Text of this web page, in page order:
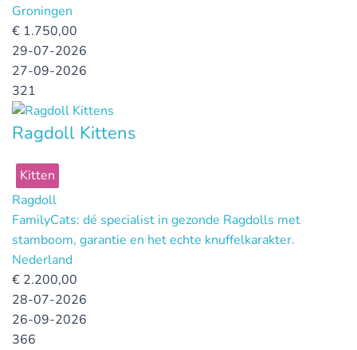
Groningen
€ 1.750,00
29-07-2026
27-09-2026
321
Ragdoll Kittens
Kitten
Ragdoll
FamilyCats: dé specialist in gezonde Ragdolls met
stamboom, garantie en het echte knuffelkarakter.
Nederland
€ 2.200,00
28-07-2026
26-09-2026
366